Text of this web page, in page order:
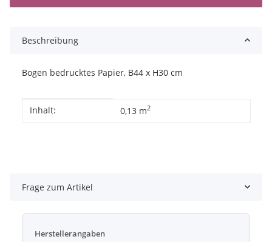
Beschreibung
Bogen bedrucktes Papier, B44 x H30 cm
Produkteigenschaft
Wert
Inhalt: 0,13 m2
Frage zum Artikel
Herstellerangaben